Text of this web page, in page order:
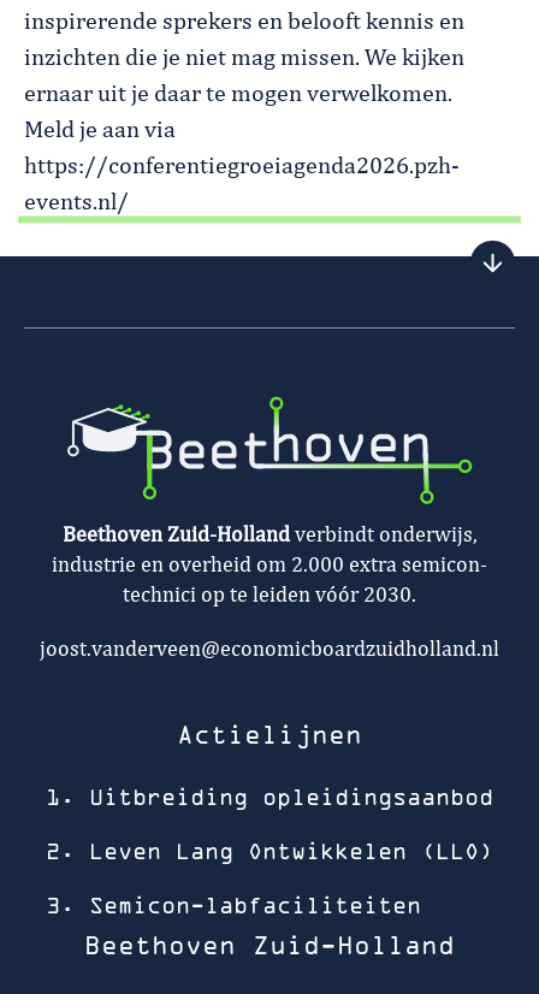
inspirerende sprekers en belooft kennis en
inzichten die je niet mag missen. We kijken
ernaar uit je daar te mogen verwelkomen.
Meld je aan via
https://conferentiegroeiagenda2026.pzh-
events.nl/
Beethoven Zuid-Holland verbindt onderwijs,
industrie en overheid om 2.000 extra semicon-
technici op te leiden vóór 2030.
joost.vanderveen@economicboardzuidholland.nl
Actielijnen
1. Uitbreiding opleidingsaanbod
2. Leven Lang Ontwikkelen (LLO)
3. Semicon-labfaciliteiten
Beethoven Zuid-Holland